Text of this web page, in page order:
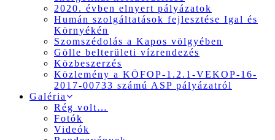
2020. évben elnyert pályázatok
Humán szolgáltatások fejlesztése Igal és
Környékén
Szomszédolás a Kapos völgyében
Gölle belterületi vízrendezés
Közbeszerzés
Közlemény a KÖFOP-1.2.1-VEKOP-16-
2017-00733 számú ASP pályázatról
Galéria
Rég volt…
Fotók
Videók